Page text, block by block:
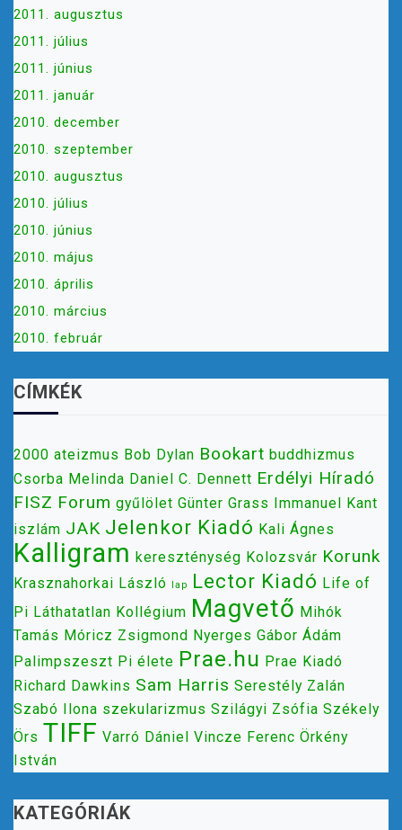
2011. augusztus
2011. július
2011. június
2011. január
2010. december
2010. szeptember
2010. augusztus
2010. július
2010. június
2010. május
2010. április
2010. március
2010. február
CÍMKÉK
2000 ateizmus Bob Dylan Bookart buddhizmus
Csorba Melinda Daniel C. Dennett Erdélyi Híradó
FISZ Forum gyűlölet Günter Grass Immanuel Kant
iszlám JAK Jelenkor Kiadó Kali Ágnes
Kalligram kereszténység Kolozsvár Korunk
Krasznahorkai László lap Lector Kiadó Life of
Pi Láthatatlan Kollégium Magvető Mihók
Tamás Móricz Zsigmond Nyerges Gábor Ádám
Palimpszeszt Pi élete Prae.hu Prae Kiadó
Richard Dawkins Sam Harris Serestély Zalán
Szabó Ilona szekularizmus Szilágyi Zsófia Székely
Örs TIFF Varró Dániel Vincze Ferenc Örkény
István
KATEGÓRIÁK